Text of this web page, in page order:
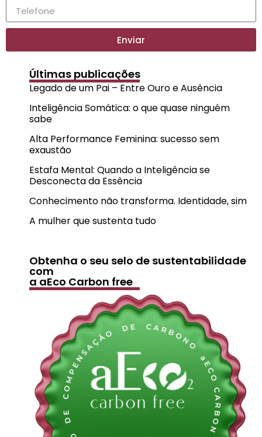
Enviar
Últimas publicações
Legado de um Pai – Entre Ouro e Ausência
Inteligência Somática: o que quase ninguém
sabe
Alta Performance Feminina: sucesso sem
exaustão
Estafa Mental: Quando a Inteligência se
Desconecta da Essência
Conhecimento não transforma. Identidade, sim
A mulher que sustenta tudo
Obtenha o seu selo de sustentabilidade
com
a aEco Carbon free